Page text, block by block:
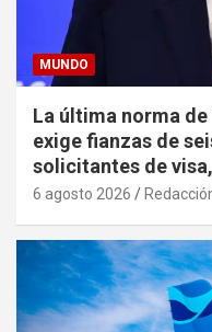
MUNDO
La última norma
exige fianzas de
solicitantes de
6 agosto 2026